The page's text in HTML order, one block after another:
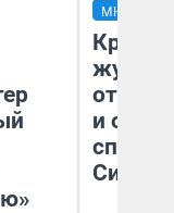
МНЕНИЕ
и
споре